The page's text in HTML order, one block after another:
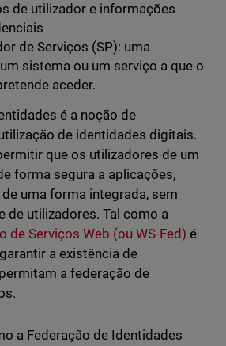
de utilizador e informações
de Serviços (SP): uma
sistema ou um serviço a que o
aceder.
é a noção de
de identidades digitais.
que os utilizadores de um
forma segura a aplicações,
uma forma integrada, sem
de utilizadores. Tal como a
de Serviços Web (ou WS-Fed) é
a existência de
a federação de
a Federação de Identidades